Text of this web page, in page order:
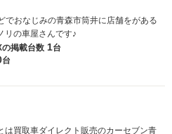
でおなじみの青森市筒井に店舗をがある
リの車屋さんです♪
の掲載台数 1台
台
は買取車ダイレクト販売のカーセブン青